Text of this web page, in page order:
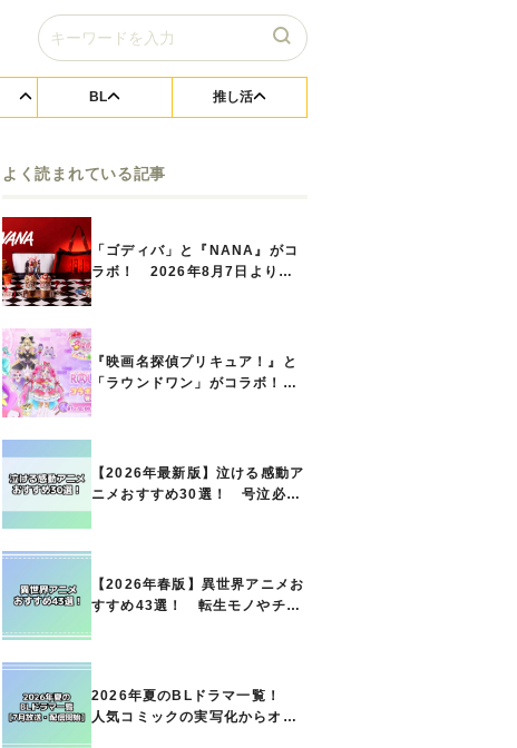
BL 推し活
よく読まれている記事
「ゴディバ」と『NANA』がコ
ラボ！ 2026年8月7日よりシ
『映画名探偵プリキュア！』と
「ラウンドワン」がコラボ！
【2026年最新版】泣ける感動ア
ニメおすすめ30選！ 号泣必須
【2026年春版】異世界アニメお
すすめ43選！ 転生モノやチー
2026年夏のBLドラマ一覧！
人気コミックの実写化からオリ